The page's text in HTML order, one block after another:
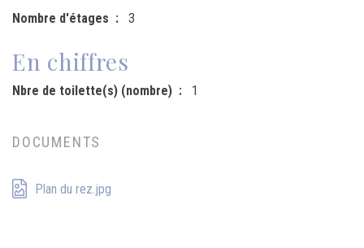
Nombre d'étages
3
En chiffres
Nbre de toilette(s) (nombre) 1
DOCUMENTS
Plan du rez.jpg